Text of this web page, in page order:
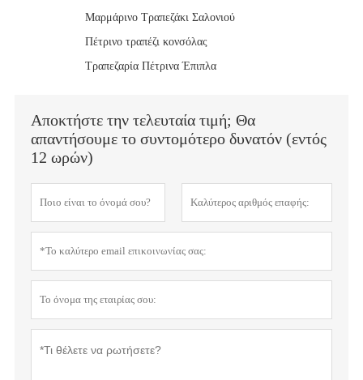
Μαρμάρινο Τραπεζάκι Σαλονιού
Πέτρινο τραπέζι κονσόλας
Τραπεζαρία Πέτρινα Έπιπλα
Αποκτήστε την τελευταία τιμή; Θα
απαντήσουμε το συντομότερο δυνατόν (εντός
12 ωρών)